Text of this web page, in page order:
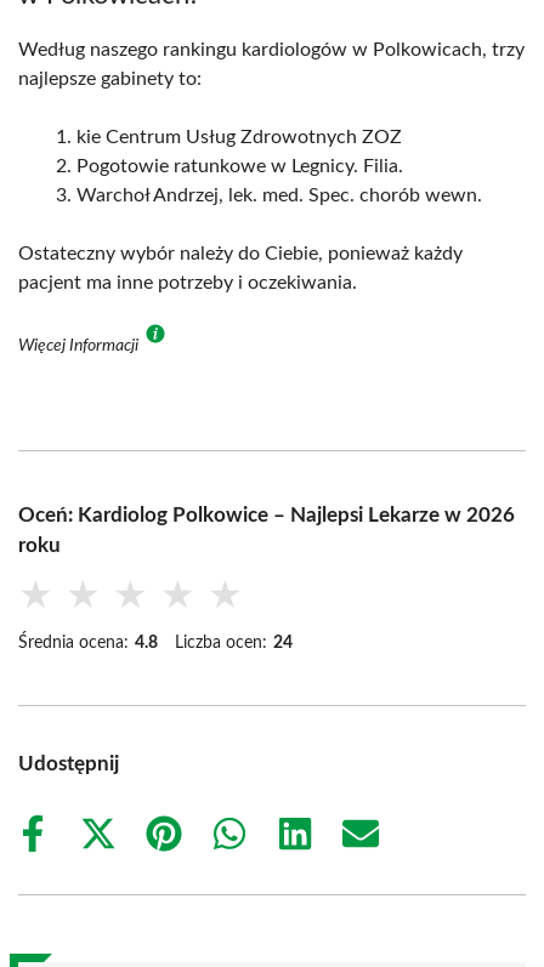
Według naszego rankingu kardiologów w Polkowicach, trzy
najlepsze gabinety to:
kie Centrum Usług Zdrowotnych ZOZ
Pogotowie ratunkowe w Legnicy. Filia.
Warchoł Andrzej, lek. med. Spec. chorób wewn.
Ostateczny wybór należy do Ciebie, ponieważ każdy
pacjent ma inne potrzeby i oczekiwania.
Więcej Informacji
Oceń: Kardiolog Polkowice – Najlepsi Lekarze w 2026
roku
★ ★ ★ ★ ★
Średnia ocena: 4.8 Liczba ocen: 24
Udostępnij
Share
Share
(Twitter)
Share
Share
Share
Share